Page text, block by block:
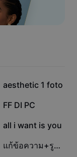
ดเวลาและได้
มประสิทธิภาพใน
การด้านกราฟิก
61.4K
aesthetic 1 foto
24.9K
FF DI PC
12.3K
all i want is you
5.2K แก้ข้อความ+รูปได้